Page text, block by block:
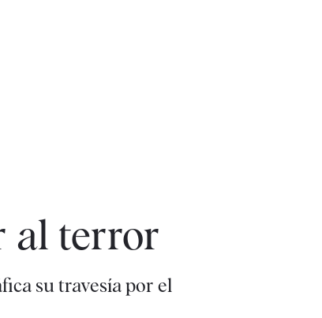
al terror
su travesía por el